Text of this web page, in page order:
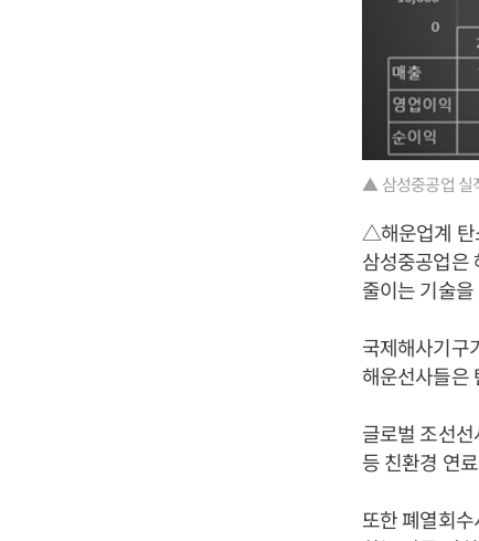
▲ 삼성중공업 실
△해운업계 탄
삼성중공업은
줄이는 기술
국제해사기구
해운선사들은
글로벌 조선
등 친환경 연
또한 폐열회